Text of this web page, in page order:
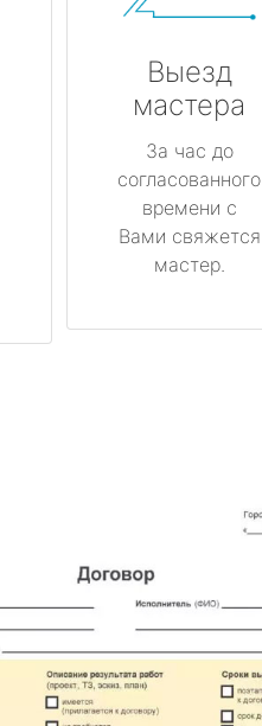
Выезд
мастера
За час до
согласованного
времени с
Вами свяжется
мастер.